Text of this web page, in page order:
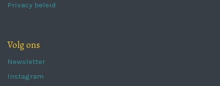
Privacy beleid
Volg ons
Newsletter
Instagram